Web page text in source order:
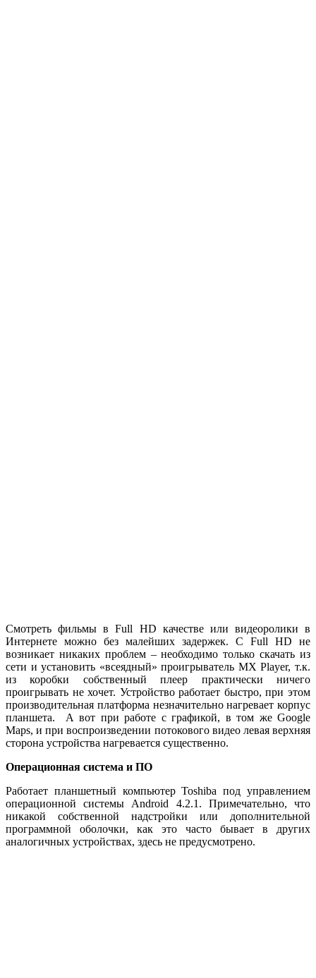
Смотреть фильмы в Full HD качестве или видеоролики в
Интернете можно без малейших задержек. С Full HD не
возникает никаких проблем – необходимо только скачать из
сети и установить «всеядный» проигрыватель MX Player, т.к.
из коробки собственный плеер практически ничего
проигрывать не хочет. Устройство работает быстро, при этом
производительная платформа незначительно нагревает корпус
планшета. А вот при работе с графикой, в том же Google
Maps, и при воспроизведении потокового видео левая верхняя
сторона устройства нагревается существенно.
Операционная система и ПО
Работает планшетный компьютер Toshiba под управлением
операционной системы Android 4.2.1. Примечательно, что
никакой собственной надстройки или дополнительной
программной оболочки, как это часто бывает в других
аналогичных устройствах, здесь не предусмотрено.